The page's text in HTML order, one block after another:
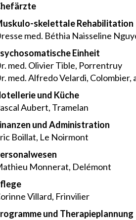
skelettale Rehabilitation
med. Béthia Naisseline
Einheit
med. Olivier Tible, Porrentruy
med. Alfredo Velardi, Colombier,
und Küche
Aubert, Tramelan
und Administration
Boillat, Le Noirmont
Monnerat, Delémont
Villard, Frinvilier
und Therapieplannung